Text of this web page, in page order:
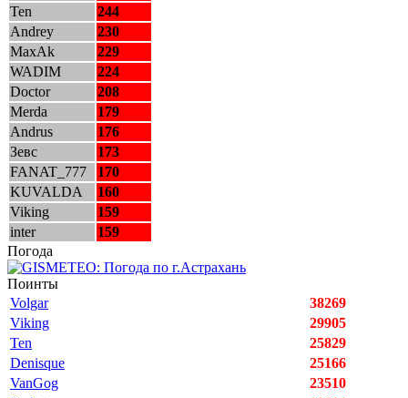
Ten
244
Andrey
230
MaxAk
229
WADIM
224
Doctor
208
Merda
179
Andrus
176
Зевс
173
FANAT_777
170
KUVALDA
160
Viking
159
inter
159
Погода
Поинты
Volgar
38269
Viking
29905
Ten
25829
Denisque
25166
VanGog
23510